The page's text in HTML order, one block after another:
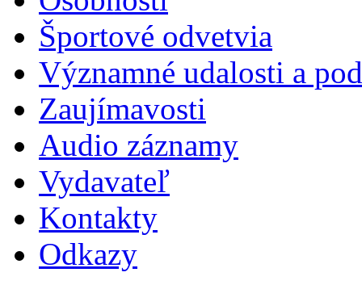
Športové odvetvia
Významné udalosti a
Zaujímavosti
Audio záznamy
Vydavateľ
Kontakty
Odkazy